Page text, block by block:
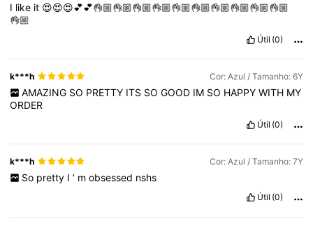
I like it 😍😍😍💕💕👌🏼👌🏼👌🏼👌🏼👌🏼👌🏼👌🏼👌🏼👌🏼👌🏼
👌🏼
Útil (0)
k***h Cor: Azul / Tamanho: 6Y
AMAZING SO PRETTY ITS SO GOOD IM SO HAPPY WITH MY
ORDER
Útil (0)
k***h Cor: Azul / Tamanho: 7Y
So pretty I ’ m obsessed nshs
Útil (0)